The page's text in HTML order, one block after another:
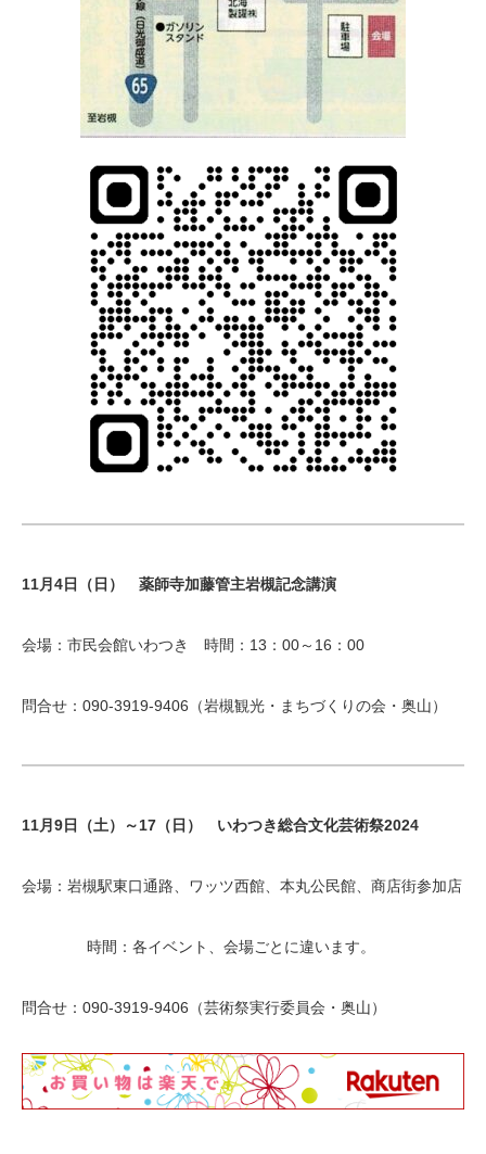
11月4日（日） 薬師寺加藤管主岩槻記念講演
会場：市民会館いわつき 時間：13：00～16：00
問合せ：090-3919-9406（岩槻観光・まちづくりの会・奥山）
11月9日（土）～17（日） いわつき総合文化芸術祭2024
会場：岩槻駅東口通路、ワッツ西館、本丸公民館、商店街参加店
時間：各イベント、会場ごとに違います。
問合せ：090-3919-9406（芸術祭実行委員会・奥山）